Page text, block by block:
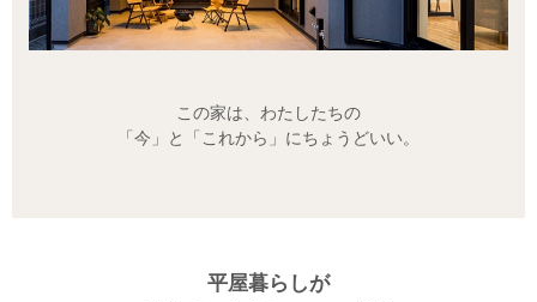
この家は、わたしたちの
「今」と「これから」にちょうどいい。
平屋暮らしが